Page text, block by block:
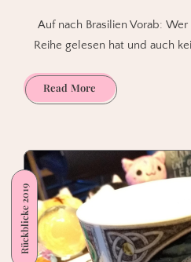
Auf nach Brasilien Vorab:
Reihe gelesen hat und auch
Read MoreMermaid
Project.
Leo/Jamar/Simon
Rückblicke 2019